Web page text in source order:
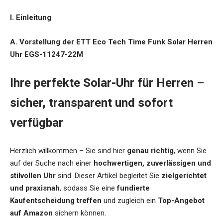
I. Einleitung
A. Vorstellung der ETT Eco Tech Time Funk Solar Herren
Uhr EGS-11247-22M
Ihre perfekte Solar-Uhr für Herren –
sicher, transparent und sofort
verfügbar
Herzlich willkommen – Sie sind hier genau richtig, wenn Sie
auf der Suche nach einer hochwertigen, zuverlässigen und
stilvollen Uhr sind. Dieser Artikel begleitet Sie zielgerichtet
und praxisnah, sodass Sie einefundierte
Kaufentscheidung treffen und zugleich ein Top-Angebot
auf Amazon sichern können.